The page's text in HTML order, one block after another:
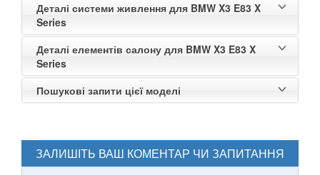
Деталі системи живлення для BMW X3 E83 X
Series
Деталі елементів салону для BMW X3 E83 X
Series
Пошукові запити цієї моделі
ЗАЛИШІТЬ ВАШ КОМЕНТАР ЧИ ЗАПИТАННЯ